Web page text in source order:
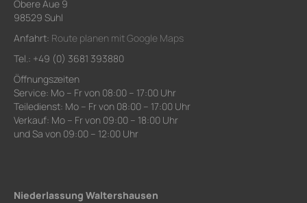
Obere Aue 9
98529 Suhl
Anfahrt: Route planen mit Google Maps
Tel.: +49 (0) 3681 393880
Öffnungszeiten
Service: Mo – Fr von 08:00 – 17:00 Uhr
Teiledienst: Mo – Fr von 08:00 – 17:00 Uhr
Verkauf: Mo – Fr von 09:00 – 18:00 Uhr
und Sa von 09:00 – 12:00 Uhr
Niederlassung Waltershausen